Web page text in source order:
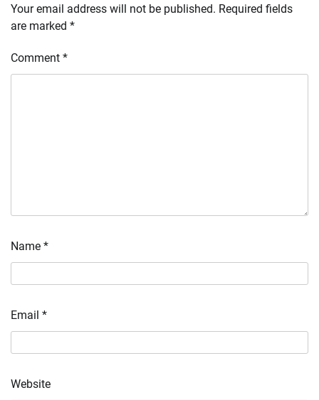
Your email address will not be published. Required fields
are marked *
Comment *
Name *
Email *
Website